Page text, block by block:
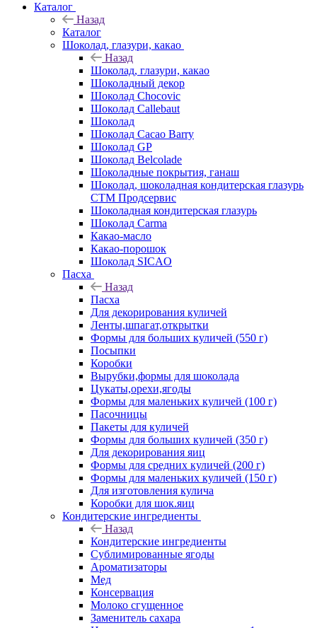
Каталог
Назад
Каталог
Шоколад, глазури, какао
Назад
Шоколад, глазури, какао
Шоколадный декор
Шоколад Chocovic
Шоколад Callebaut
Шоколад
Шоколад Cacao Barry
Шоколад GP
Шоколад Belcolade
Шоколадные покрытия, ганаш
Шоколад, шоколадная кондитерская глазурь
СТМ Продсервис
Шоколадная кондитерская глазурь
Шоколад Carma
Какао-масло
Какао-порошок
Шоколад SICAO
Пасха
Назад
Пасха
Для декорирования куличей
Ленты,шпагат,открытки
Формы для больших куличей (550 г)
Посыпки
Коробки
Вырубки,формы для шоколада
Цукаты,орехи,ягоды
Формы для маленьких куличей (100 г)
Пасочницы
Пакеты для куличей
Формы для больших куличей (350 г)
Для декорирования яиц
Формы для средних куличей (200 г)
Формы для маленьких куличей (150 г)
Для изготовления кулича
Коробки для шок.яиц
Кондитерские ингредиенты
Назад
Кондитерские ингредиенты
Сублимированные ягоды
Ароматизаторы
Мед
Консервация
Молоко сгущенное
Заменитель сахара